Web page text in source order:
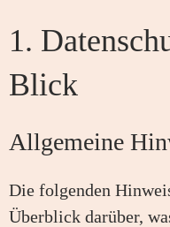
1.
Blick
Allgemeine
Die folgenden
Überblick darüber,